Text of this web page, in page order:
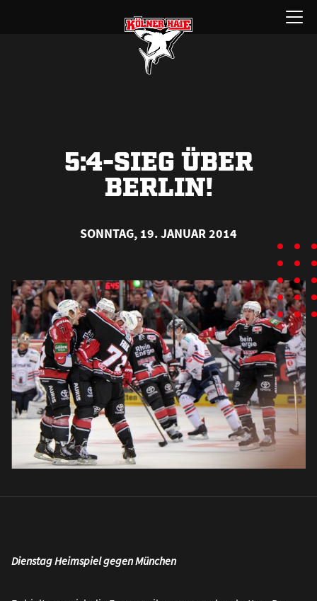
Menü
öffnen
5:4-SIEG ÜBER
BERLIN!
SONNTAG, 19. JANUAR 2014
Dienstag Heimspiel gegen München